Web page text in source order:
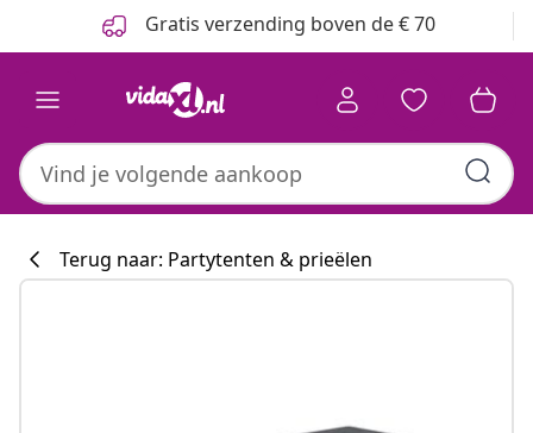
Gratis verzending boven de € 70
Terug naar: Partytenten & prieëlen